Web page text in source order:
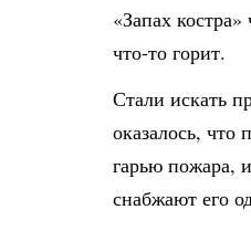
«Запах
что-то горит.
Стали искать
оказалось, что
гарью пожара,
снабжают его